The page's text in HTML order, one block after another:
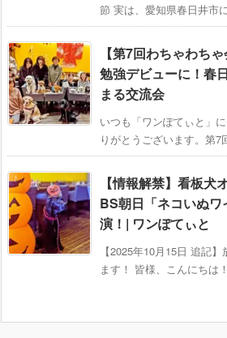
節 実は、愛知県春日井市
【第7回わちゃわち
勉強デビューに！春
まる交流会
いつも「ワンぽてぃと」
りがとうございます。第7
【情報解禁】看板犬
BS朝日「ネコいぬワ
演！| ワンぽてぃと
【2025年10月15日 追記
ます！ 皆様、こんにちは